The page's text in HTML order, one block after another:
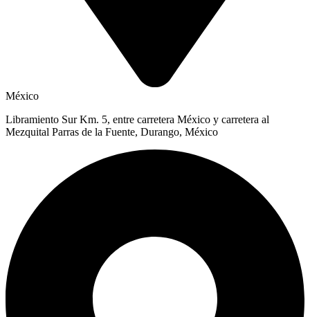
México
Libramiento Sur Km. 5, entre carretera México y carretera al
Mezquital Parras de la Fuente, Durango, México